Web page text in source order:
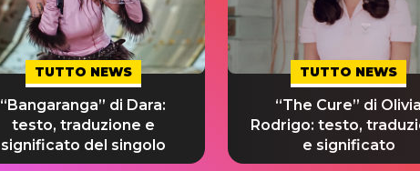
TUTTO NEWS
“Bangaranga” di Dara:
testo, traduzione e
significato del singolo
TUTTO NEWS
“The Cure” di Olivia
Rodrigo: testo,
e significato